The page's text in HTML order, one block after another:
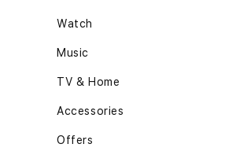
Watch
Music
TV & Home
Accessories
Offers